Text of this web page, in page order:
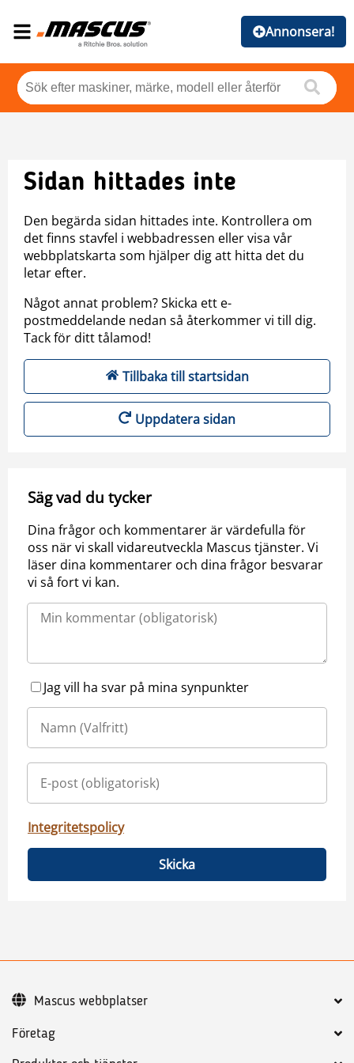
Annonsera!
Sidan hittades inte
Den begärda sidan hittades inte. Kontrollera om
det finns stavfel i webbadressen eller visa vår
webbplatskarta som hjälper dig att hitta det du
letar efter.
Något annat problem? Skicka ett e-
postmeddelande nedan så återkommer vi till dig.
Tack för ditt tålamod!
Tillbaka till startsidan
Uppdatera sidan
Säg vad du tycker
Dina frågor och kommentarer är värdefulla för
oss när vi skall vidareutveckla Mascus tjänster. Vi
läser dina kommentarer och dina frågor besvarar
vi så fort vi kan.
Jag vill ha svar på mina synpunkter
Integritetspolicy
Skicka
Företag
Mascus webbplatser